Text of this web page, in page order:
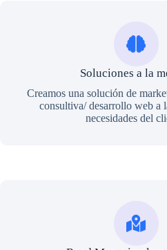
Soluciones a la
Creamos una solución de
consultiva/ desarrollo web a
necesidades del